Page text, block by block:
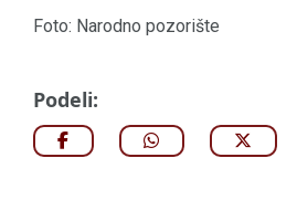
Foto: Narodno pozorište
Podeli: